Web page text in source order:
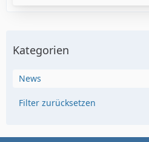
Kategorien
News
Filter zurücksetzen